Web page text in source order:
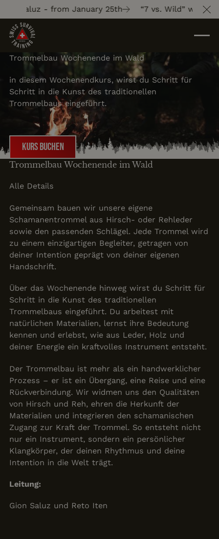
Saluz - from January 25th “7 vs. Wild” with Gion
Trommelbau Wochenende im Wald
in diesem Wochenendkurs, wirst du Schritt für
Schritt in die Kunst des traditionellen
Trommelbaus eingeführt.
Kurs buchen
Trommelbau Wochenende im Wald
Alle Details
Gemeinsam bauen wir unsere eigene
Schamanentrommel aus Hirsch- oder Rehleder
sowie den passenden Schlägel. Jede Trommel wird
zu einem einzigartigen Begleiter, getragen von
deiner Intention geprägt von deiner eigenen
Handschrift.
Über das Wochenende hinweg wirst du Schritt für
Schritt in die Kunst des traditionellen
Trommelbaus eingeführt. Du arbeitest mit
natürlichen Materialien, lernst ihre Bedeutung
kennen und erlebst, wie aus Leder, Holz und
deiner Energie ein kraftvolles Instrument entsteht.
Der Trommelbau ist mehr als ein handwerklicher
Prozess – er ist ein Übergang, eine Reise und eine
Rückverbindung. Wir widmen uns den Qualitäten
von Hirsch und Reh, ehren die Herkunft der
Materialien und integrieren den schamanischen
Zugang zur Kraft der Trommel. So entsteht nicht
nur ein Instrument, sondern ein persönlicher
Klangkörper, der deinen Rhythmus und deine
Intention in die Welt trägt.
Leitung:
Gion Saluz und Reto Iten